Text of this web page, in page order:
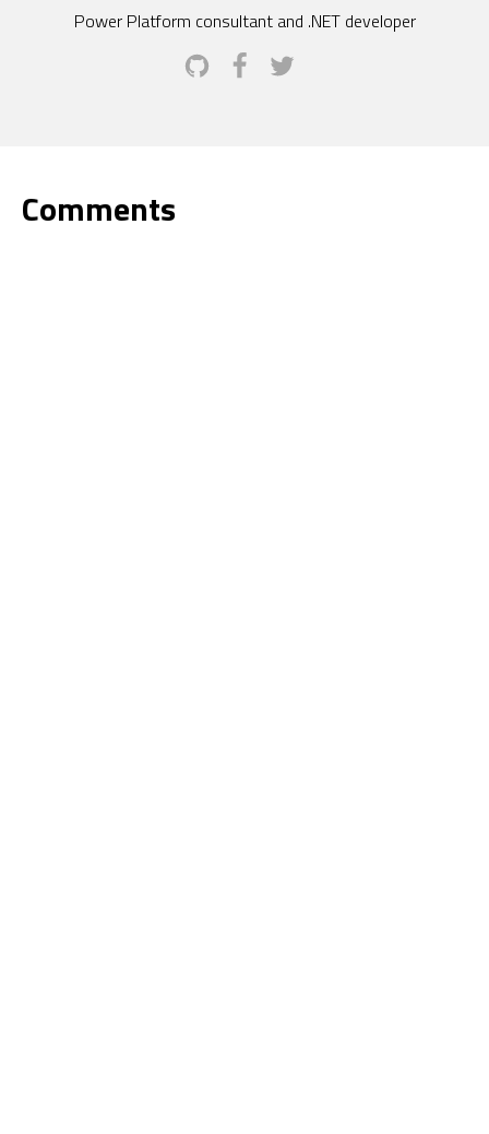
Power Platform consultant and .NET developer
Comments